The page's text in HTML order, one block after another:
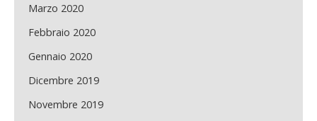
Marzo 2020
Febbraio 2020
Gennaio 2020
Dicembre 2019
Novembre 2019